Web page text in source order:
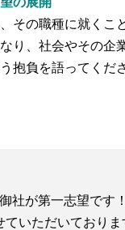
その職種に就くこ
り、社会やその企
抱負を語ってくだ
御社が第一志望です
ていただいておりま